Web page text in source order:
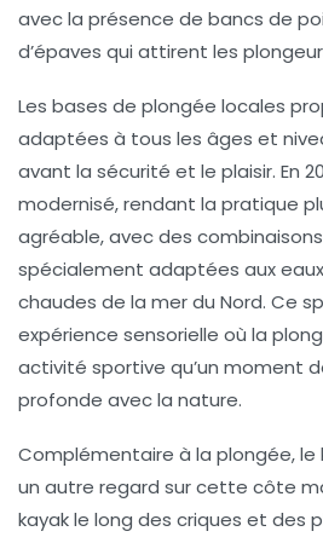
avec la présence de bancs de
d’épaves qui attirent les
Les bases de plongée locales
adaptées à tous les âges et
avant la sécurité et le plaisir. En
modernisé, rendant la pratique
agréable, avec des
spécialement adaptées aux
chaudes de la mer du Nord. Ce
expérience sensorielle où la
activité sportive qu’un moment
profonde avec la nature.
Complémentaire à la plongée, le
un autre regard sur cette côte
kayak le long des criques et des